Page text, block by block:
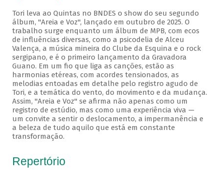
Tori leva ao Quintas no BNDES o show do seu segundo
álbum, "Areia e Voz", lançado em outubro de 2025. O
trabalho surge enquanto um álbum de MPB, com ecos
de influências diversas, como a psicodelia de Alceu
Valença, a música mineira do Clube da Esquina e o rock
sergipano, e é o primeiro lançamento da Gravadora
Guano. Em um fio que liga as canções, estão as
harmonias etéreas, com acordes tensionados, as
melodias entoadas em detalhe pelo registro agudo de
Tori, e a temática do vento, do movimento e da mudança.
Assim, "Areia e Voz" se afirma não apenas como um
registro de estúdio, mas como uma experiência viva —
um convite a sentir o deslocamento, a impermanência e
a beleza de tudo aquilo que está em constante
transformação.
Repertório